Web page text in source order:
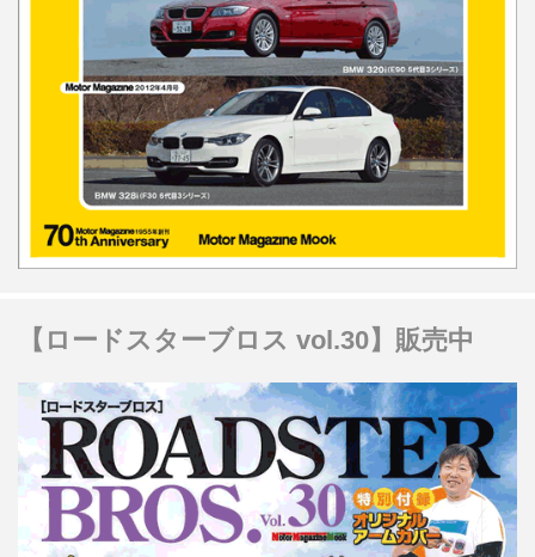
【ロードスターブロス vol.30】販売中